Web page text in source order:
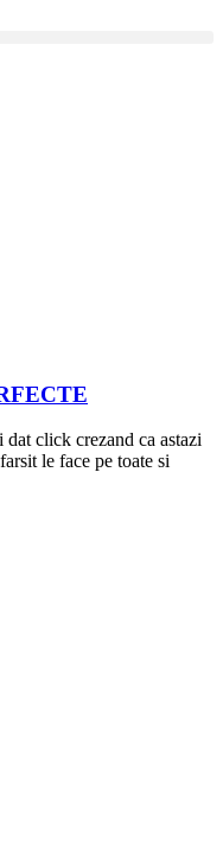
click crezand ca astazi
le face pe toate si